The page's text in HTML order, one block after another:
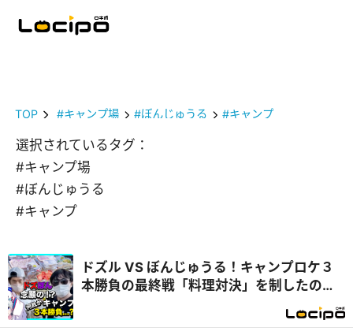
TOP #キャンプ場 #ぼんじゅうる #キャンプ
選択されているタグ：
#キャンプ場
#ぼんじゅうる
#キャンプ
ドズル VS ぼんじゅうる！キャンプロケ３
本勝負の最終戦「料理対決」を制したの